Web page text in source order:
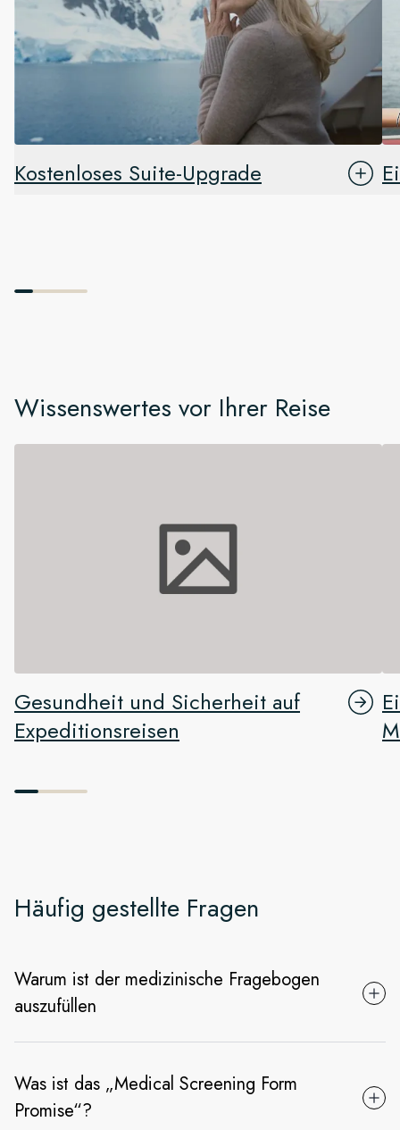
Kostenloses Suite-Upgrade
Wissenswertes vor Ihrer Reise
Gesundheit und Sicherheit auf
Expeditionsreisen
Häufig gestellte Fragen
Warum ist der medizinische Fragebogen
auszufüllen
Was ist das „Medical Screening Form
Promise“?